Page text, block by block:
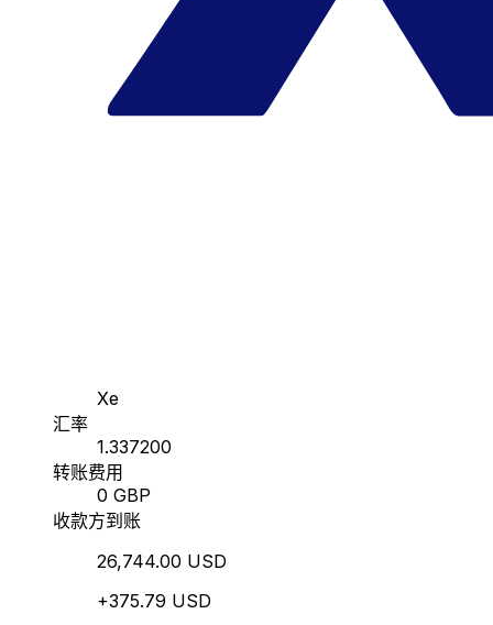
Xe
汇率
1.337200
转账费用
0 GBP
收款方到账
26,744.00 USD
+375.79 USD